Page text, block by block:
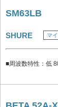
SM63LB
SHURE マ
■周波数特性：低